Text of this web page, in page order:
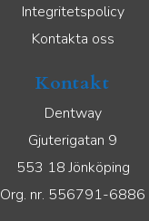
Integritetspolicy
Kontakta oss
Kontakt
Dentway
Gjuterigatan 9
553 18 Jönköping
Org. nr. 556791-6886